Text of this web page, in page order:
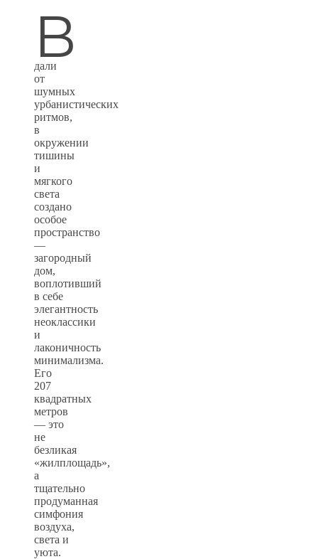
В
дали
от
шумных
урбанистических
ритмов,
в
окружении
тишины
и
мягкого
света
создано
особое
пространство
—
загородный
дом,
воплотивший
в себе
элегантность
неоклассики
и
лаконичность
минимализма.
Его
207
квадратных
метров
— это
не
безликая
«жилплощадь»,
а
тщательно
продуманная
симфония
воздуха,
света и
уюта.